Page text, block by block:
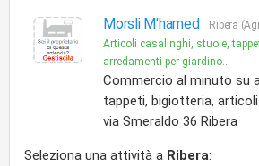
Morsli M'hamed
Ribera
Articoli casalinghi, stuoie,
arredamenti per giardino...
Commercio al minuto su
tappeti, bigiotteria,
via Smeraldo 36 Ribera
Seleziona una attività a Ribera: